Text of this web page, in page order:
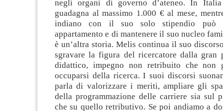
negli organi di governo d’ateneo. In
guadagna al massimo 1.000 € al mese,
indiano con il suo solo stipendio può
appartamento e di mantenere il suo nucleo
è un’altra storia. Melis continua il suo
sgravare la figura del ricercatore dalla gran
didattico, impegno non retribuito che non
occuparsi della ricerca. I suoi discorsi
parla di valorizzare i meriti, ampliare gli
della programmazione delle carriere sia sul
che su quello retributivo. Se poi andiamo a